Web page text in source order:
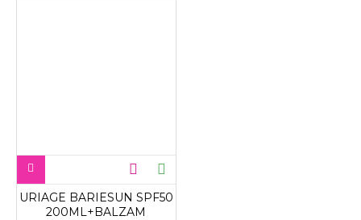
URIAGE BARIESUN SPF50
200ML+BALZAM